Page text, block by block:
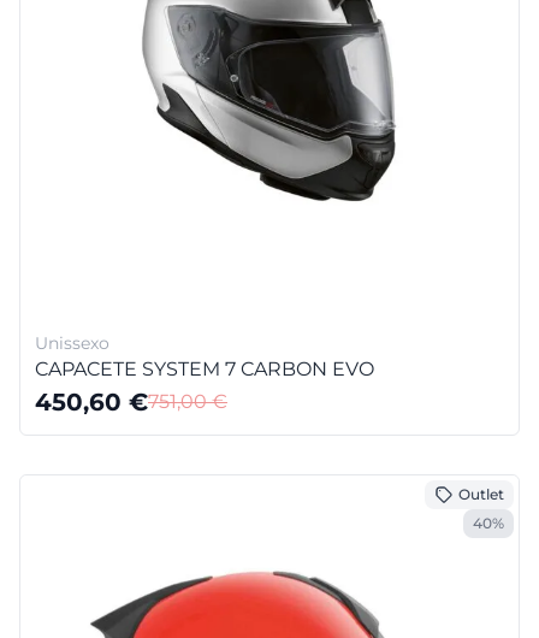
Unissexo
CAPACETE SYSTEM 7 CARBON EVO
450,60 €751,00€
Outlet
40%